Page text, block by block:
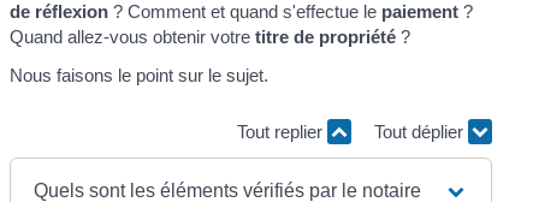
de réflexion ? Comment et quand s'effectue le paiement ?
Quand allez-vous obtenir votretitre de propriété ?
Nous faisons le point sur le sujet.
Tout replier Tout déplier
Quels sont les éléments vérifiés par le notaire